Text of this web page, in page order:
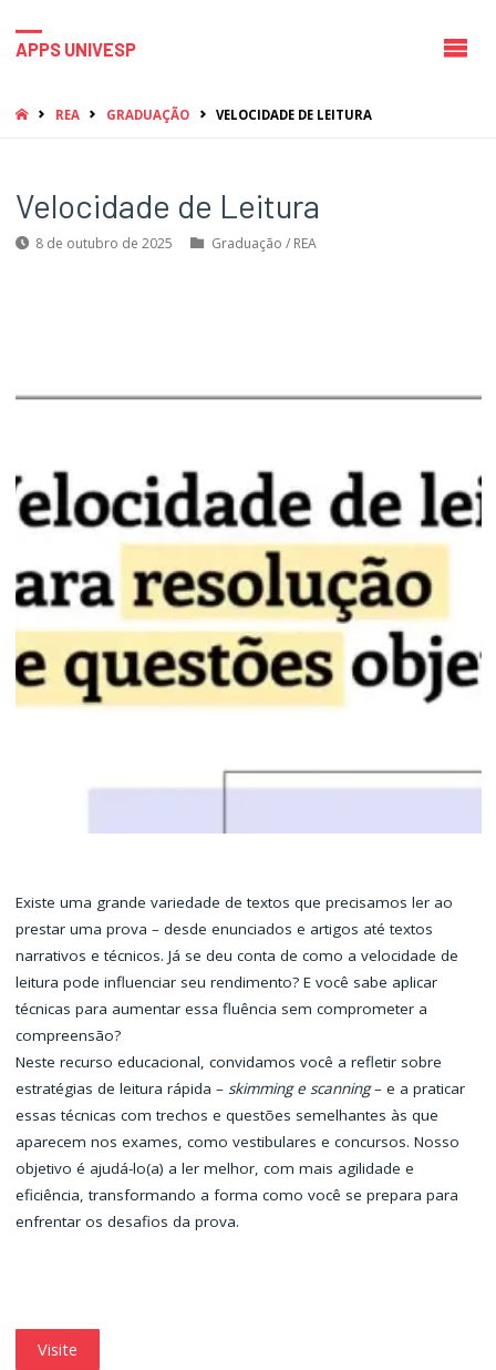
APPS UNIVESP
HOMEREA GRADUAÇÃO VELOCIDADE DE LEITURA
Velocidade de Leitura
8 de outubro de 2025 Graduação / REA
Existe uma grande variedade de textos que precisamos ler ao
prestar uma prova – desde enunciados e artigos até textos
narrativos e técnicos. Já se deu conta de como a velocidade de
leitura pode influenciar seu rendimento? E você sabe aplicar
técnicas para aumentar essa fluência sem comprometer a
compreensão?
Neste recurso educacional, convidamos você a refletir sobre
estratégias de leitura rápida – skimming e scanning– e a praticar
essas técnicas com trechos e questões semelhantes às que
aparecem nos exames, como vestibulares e concursos. Nosso
objetivo é ajudá-lo(a) a ler melhor, com mais agilidade e
eficiência, transformando a forma como você se prepara para
enfrentar os desafios da prova.
Visite